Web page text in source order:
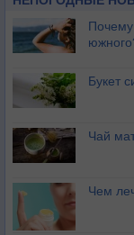
Почему
Букет
Чай
Чем